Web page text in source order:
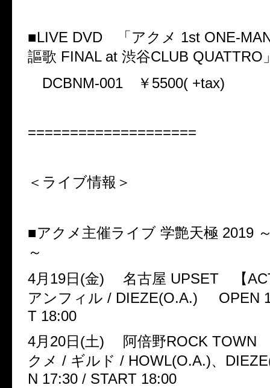
■LIVE DVD 「アクメ 1st ONE-
謳歌 FINAL at 渋谷CLUB QUATTRO
DCBNM-001 ￥ 5500( +tax)
====================
＜ライブ情報＞
■アクメ主催ライブ 学艶天極 2019
～
4月 19日 (金) 名古屋 UPSET 【
アンフィル / DIEZE(O.A.) OPEN
T 18:00
4月 20日 (土) 阿倍野ROCK TOWN
クメ / ギルド / HOWL(O.A.)、
N 17:30 / START 18:00